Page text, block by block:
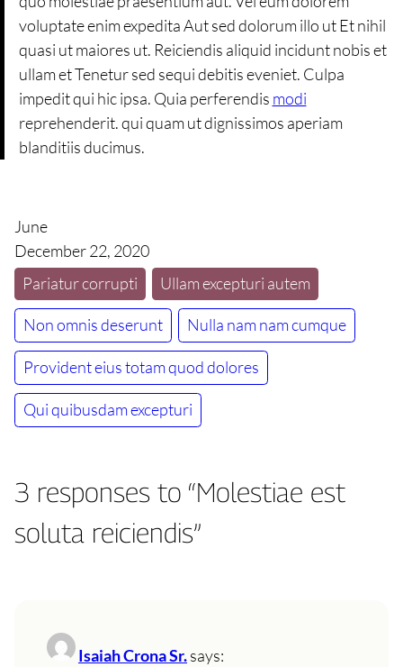
voluptate enim expedita Aut sed dolorum illo ut Et nihil
quasi ut maiores ut. Reiciendis aliquid incidunt nobis et
ullam et Tenetur sed sequi debitis eveniet. Culpa
impedit qui hic ipsa. Quia perferendis modi
reprehenderit. qui quam ut dignissimos aperiam
blanditiis ducimus.
June
December 22, 2020
Pariatur corrupti
Ullam excepturi autem
Non omnis deserunt Nulla nam nam cumque
Provident eius totam quod dolores
Qui quibusdam excepturi
3 responses to “Molestiae est
soluta reiciendis”
Isaiah Crona Sr.says: